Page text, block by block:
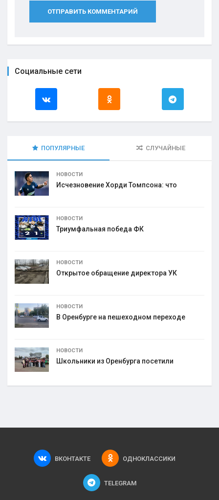
ОТПРАВИТЬ КОММЕНТАРИЙ
Социальные сети
ПОПУЛЯРНЫЕ СЛУЧАЙНЫЕ
НОВОСТИ
Исчезновение Хорди Томпсона: что
НОВОСТИ
Триумфальная победа ФК
НОВОСТИ
Открытое обращение директора УК
НОВОСТИ
В Оренбурге на пешеходном переходе
НОВОСТИ
Школьники из Оренбурга посетили
ВКОНТАКТЕ ОДНОКЛАССИКИ
TELEGRAM